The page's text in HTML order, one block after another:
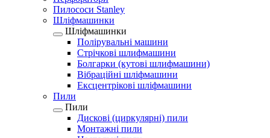
Пилососи Stanley
Шліфмашинки
Шліфмашинки
Полірувальні машини
Стрічкові шлифмашини
Болгарки (кутові шлифмашини)
Вібраційні шліфмашини
Ексцентрікові шліфмашини
Пили
Пили
Дискові (циркулярні) пили
Монтажні пили